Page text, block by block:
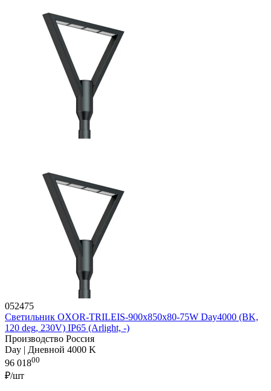
052475
Светильник OXOR-TRILEIS-900x850х80-75W Day4000 (BK,
120 deg, 230V) IP65 (Arlight, -)
Производство Россия
Day | Дневной 4000 K
96 01800
₽/шт